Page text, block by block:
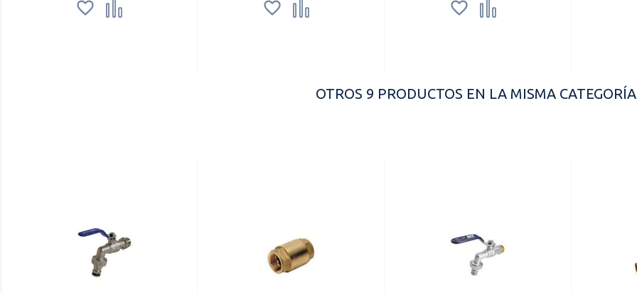
     
OTROS 9 PRODUCTOS EN LA MISMA